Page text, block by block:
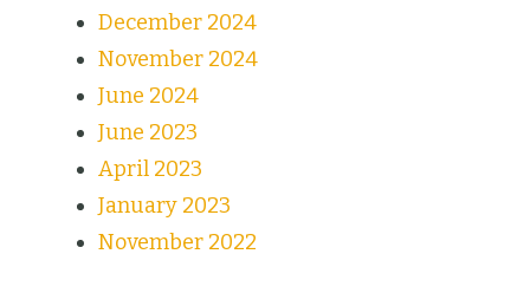
December 2024
November 2024
June 2024
June 2023
April 2023
January 2023
November 2022